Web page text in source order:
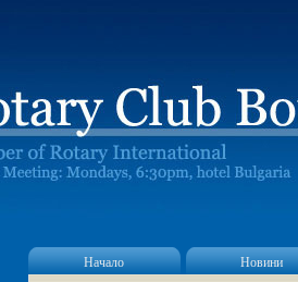
Начало Новини